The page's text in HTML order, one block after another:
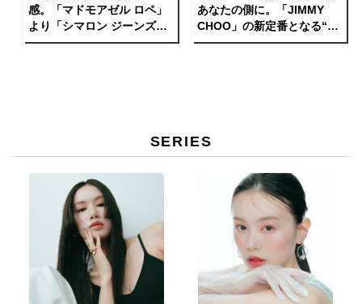
感。「マドモアゼル ロペ」
より「シマロン ジーンズ」
と「ピカデリー」との別注
あなたの側に。「JIMMY
CHOO」の新定番となる“コ
ア・コレクション”がローン
SERIES